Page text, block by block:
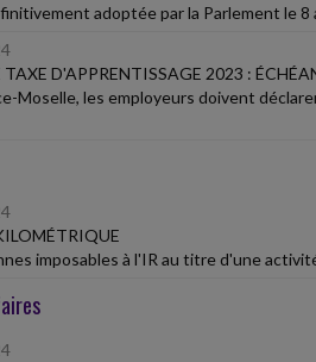
adoptée par la Parlement le
TAXE D'APPRENTISSAGE 2023 :
Moselle, les employeurs doivent
imposables à l'IR au titre d'une